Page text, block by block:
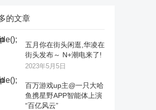
的文章
五月你在街头闲逛,华凌在
街头发布～ N+潮电来了!
2023年5月5日
百万游戏up主@一只大哈
鱼携星野APP智能体上演
“百亿风云”